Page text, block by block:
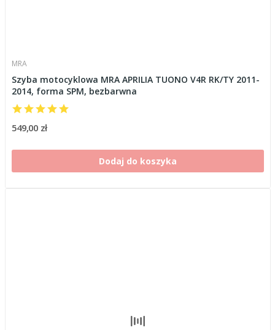
MRA
Szyba motocyklowa MRA APRILIA TUONO V4R RK/TY 2011-
2014, forma SPM, bezbarwna
549,00 zł
Dodaj do koszyka